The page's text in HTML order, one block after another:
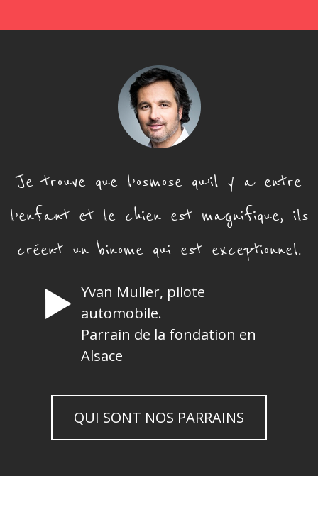
Je trouve que l’osmose qu’il y a entre
l’enfant et le chien est magnifique, ils
créent un binome qui est exceptionnel.
Yvan Muller, pilote
automobile.
Parrain de la fondation en
Alsace
QUI SONT NOS PARRAINS